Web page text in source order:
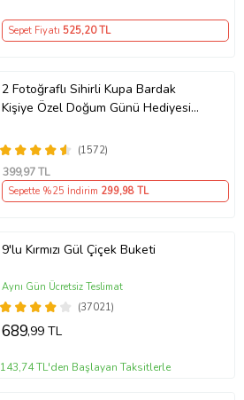
Sepet Fiyatı 525,20 TL
2 Fotoğraflı Sihirli Kupa Bardak
Kişiye Özel Doğum Günü Hediyesi
Ablaya Abiye Kız Erkek Kardeşe
Arkadaşa Resimli Günü Yıl Dönümü
Hediyesi
(1572)
399,97 TL
Sepette %25 İndirim 299,98 TL
9'lu Kırmızı Gül Çiçek Buketi
(37021)
Aynı Gün Ücretsiz Teslimat
689,99 TL
143,74 TL'den Başlayan Taksitlerle